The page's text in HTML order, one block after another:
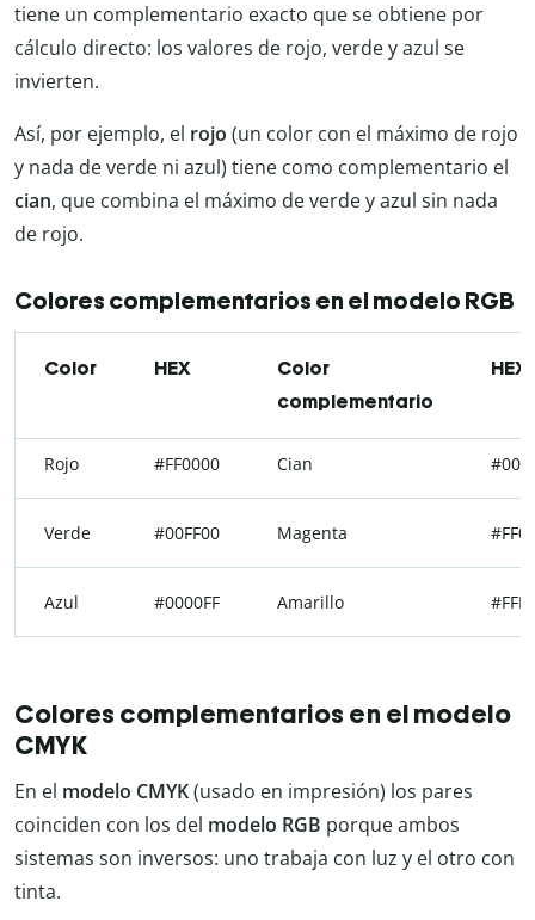
tiene un complementario exacto que se obtiene por
cálculo directo: los valores de rojo, verde y azul se
invierten.
Así, por ejemplo, el rojo (un color con el máximo de rojo
y nada de verde ni azul) tiene como complementario el
cian, que combina el máximo de verde y azul sin nada
de rojo.
Colores complementarios en el modelo RGB
Color HEX
Color
complementario
HEX
Rojo #FF0000 Cian
Verde #00FF00 Magenta
Azul #0000FF Amarillo
Colores complementarios en el modelo
CMYK
En el modelo CMYK(usado en impresión) los pares
coinciden con los del modelo RGB porque ambos
sistemas son inversos: uno trabaja con luz y el otro con
tinta.